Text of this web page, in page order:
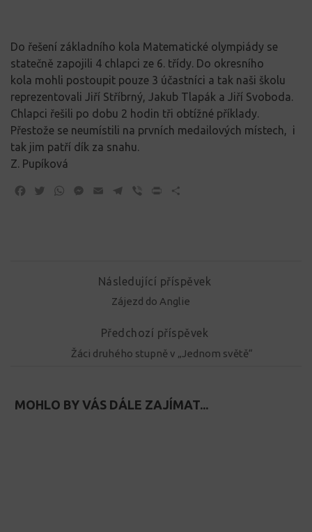
Do řešení základního kola Matematické olympiády se
statečně zapojili 4 chlapci ze 6. třídy. Do okresního
kola mohli postoupit pouze 3 účastníci a tak naši školu
reprezentovali Jiří Stříbrný, Jakub Tlapák a Jiří Svoboda.
Chlapci řešili po dobu 2 hodin tři obtížné příklady.
Přestože se neumístili na prvních medailových místech, i
tak jim patří dík za snahu.
Z. Pupíková
Facebook
TwitterWhatsApp
Messenger
Email Telegram
Viber Print
Následující příspěvek
Zájezd do Anglie
Předchozí příspěvek
Žáci druhého stupně v „Jednom světě“
MOHLO BY VÁS DÁLE ZAJÍMAT...